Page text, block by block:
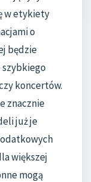
w etykiety
o
będzie
koncertów.
znacznie
już je
większej
mogą